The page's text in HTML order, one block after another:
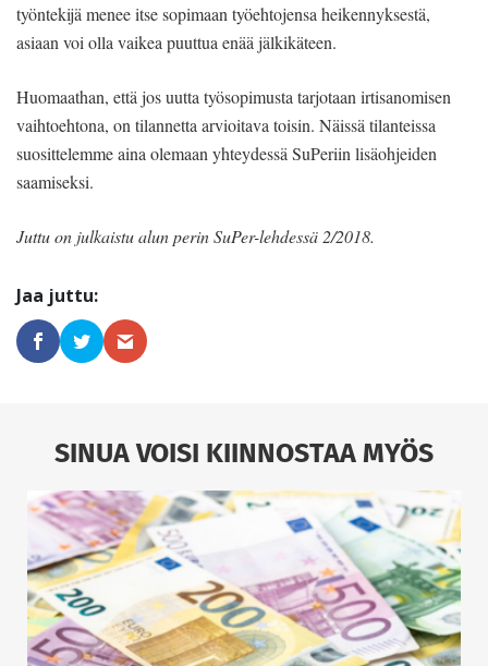
työntekijä menee itse sopimaan työehtojensa heikennyksestä,
asiaan voi olla vaikea puuttua enää jälkikäteen.
Huomaathan, että jos uutta työsopimusta tarjotaan irtisanomisen
vaihtoehtona, on tilannetta arvioitava toisin. Näissä tilanteissa
suosittelemme aina olemaan yhteydessä SuPeriin lisäohjeiden
saamiseksi.
Juttu on julkaistu alun perin SuPer-lehdessä 2/2018.
SINUA VOISI KIINNOSTAA MYÖS